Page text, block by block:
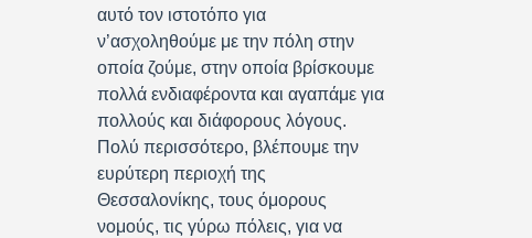
αυτό τον ιστοτόπο για
ν’ασχοληθούμε με την πόλη στην
οποία ζούμε, στην οποία βρίσκουμε
πολλά ενδιαφέροντα και αγαπάμε για
πολλούς και διάφορους λόγους.
Πολύ περισσότερο, βλέπουμε την
ευρύτερη περιοχή της
Θεσσαλονίκης, τους όμορους
νομούς, τις γύρω πόλεις, για να